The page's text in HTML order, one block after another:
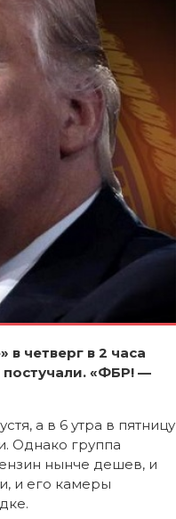
четверг в 2 часа
«ФБР! —
а в 6 утра в пятницу
Однако группа
нынче дешев, и
и его камеры